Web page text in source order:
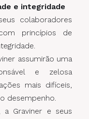
e integridade
colaboradores
princípios de
assumirão uma
e zelosa
mais difíceis,
desempenho.
a Graviner e seus